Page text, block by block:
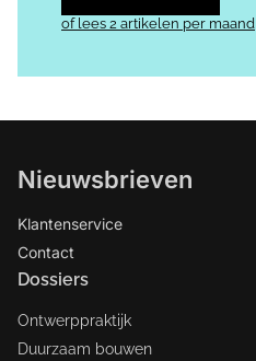
of lees 2 artikelen per maand
Nieuwsbrieven
Klantenservice
Contact
Dossiers
Ontwerppraktijk
Duurzaam bouwen